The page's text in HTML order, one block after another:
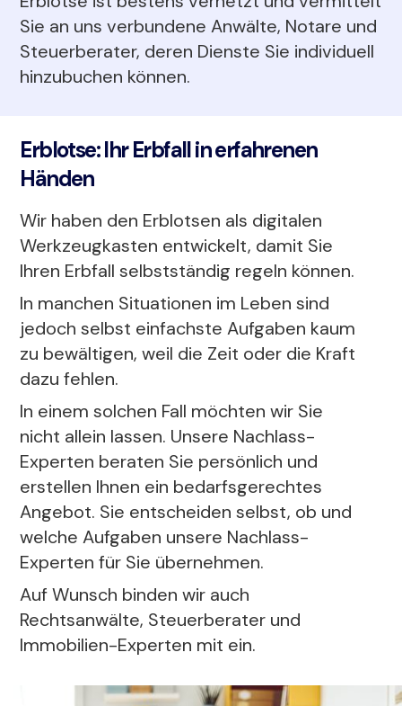
Sie an uns verbundene Anwälte, Notare und
Steuerberater, deren Dienste Sie individuell
hinzubuchen können.
Erblotse: Ihr Erbfall in erfahrenen
Händen
Wir haben den Erblotsen als digitalen
Werkzeugkasten entwickelt, damit Sie
Ihren Erbfall selbstständig regeln können.
In manchen Situationen im Leben sind
jedoch selbst einfachste Aufgaben kaum
zu bewältigen, weil die Zeit oder die Kraft
dazu fehlen.
In einem solchen Fall möchten wir Sie
nicht allein lassen. Unsere Nachlass-
Experten beraten Sie persönlich und
erstellen Ihnen ein bedarfsgerechtes
Angebot. Sie entscheiden selbst, ob und
welche Aufgaben unsere Nachlass-
Experten für Sie übernehmen.
Auf Wunsch binden wir auch
Rechtsanwälte, Steuerberater und
Immobilien-Experten mit ein.